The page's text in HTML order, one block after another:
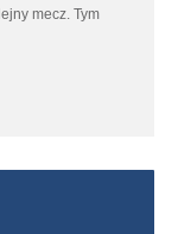
mecz. Tym